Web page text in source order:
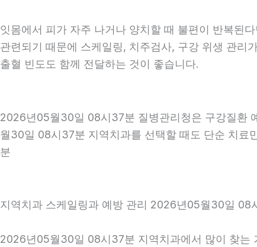
잇몸에서 피가 자주 나거나 양치할 때 불편이 반복된
관련되기 때문에 스케일링, 치주검사, 구강 위생 관리
출혈 빈도도 함께 전달하는 것이 좋습니다.
2026년05월30일 08시37분 질병관리청은 구강질환
월30일 08시37분 지역치과를 선택할 때도 단순 치
분
지역치과 스케일링과 예방 관리 2026년05월30일 08
2026년05월30일 08시37분 지역치과에서 많이 찾는